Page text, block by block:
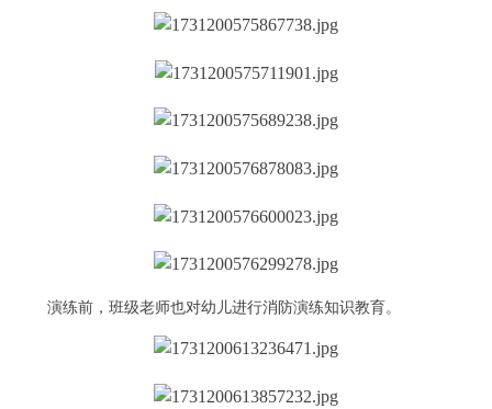
演练前，班级老师也对幼儿进行消防演练知识教育。